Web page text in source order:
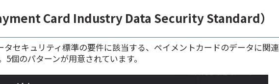
Card Industry Data Security Standard）
タセキュリティ標準の要件に該当する、ペイメントカードのデータに関連
5個のパターンが用意されています。